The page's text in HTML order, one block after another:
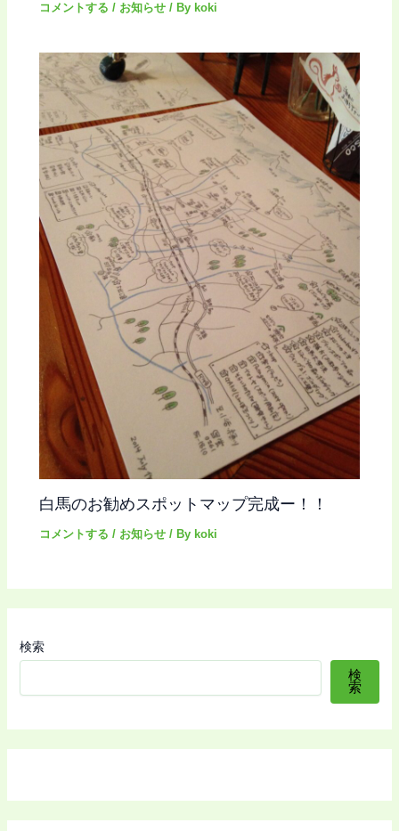
コメントする / お知らせ / By koki
白馬のお勧めスポットマップ完成ー！！
コメントする / お知らせ / By koki
検索
検
索